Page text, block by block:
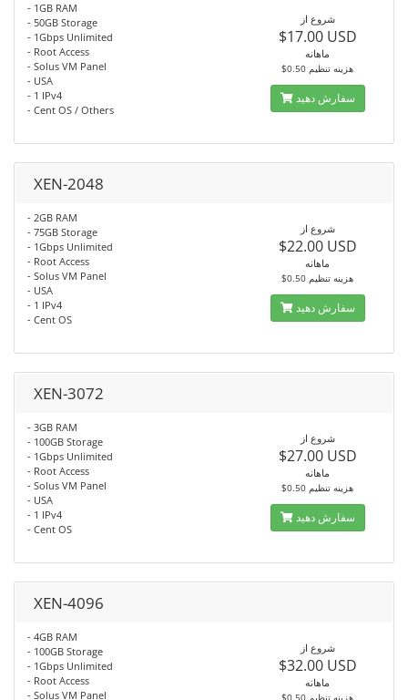
- 1GB RAM
- 50GB Storage
- 1Gbps Unlimited
- Root Access
- Solus VM Panel
- USA
- 1 IPv4
- Cent OS / Others
شروع از
$17.00 USD
ماهانه
$0.50 هزینه تنظیم
سفارش دهید
XEN-2048
- 2GB RAM
- 75GB Storage
- 1Gbps Unlimited
- Root Access
- Solus VM Panel
- USA
- 1 IPv4
- Cent OS
شروع از
$22.00 USD
ماهانه
$0.50 هزینه تنظیم
سفارش دهید
XEN-3072
- 3GB RAM
- 100GB Storage
- 1Gbps Unlimited
- Root Access
- Solus VM Panel
- USA
- 1 IPv4
- Cent OS
شروع از
$27.00 USD
ماهانه
$0.50 هزینه تنظیم
سفارش دهید
XEN-4096
- 4GB RAM
- 100GB Storage
- 1Gbps Unlimited
- Root Access
- Solus VM Panel
شروع از
$32.00 USD
ماهانه